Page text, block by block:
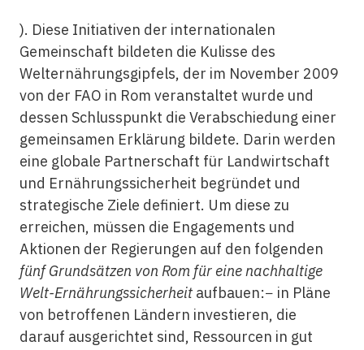
). Diese Initiativen der internationalen
Gemeinschaft bildeten die Kulisse des
Welternährungsgipfels, der im November 2009
von der FAO in Rom veranstaltet wurde und
dessen Schlusspunkt die Verabschiedung einer
gemeinsamen Erklärung bildete. Darin werden
eine globale Partnerschaft für Landwirtschaft
und Ernährungssicherheit begründet und
strategische Ziele definiert. Um diese zu
erreichen, müssen die Engagements und
Aktionen der Regierungen auf den folgenden
fünf Grundsätzen von Rom für eine nachhaltige
Welt-Ernährungssicherheitaufbauen:− in Pläne
von betroffenen Ländern investieren, die
darauf ausgerichtet sind, Ressourcen in gut